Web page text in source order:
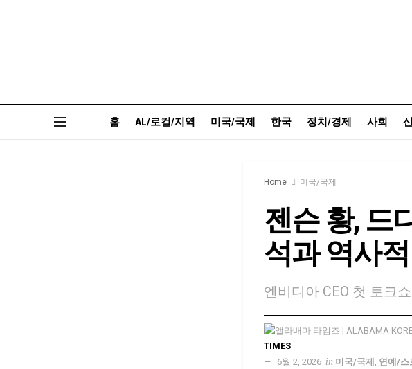
홈 AL/로컬/지역 미국/국제 한국 정치/경제 사회
Home 미국/국제
젠슨 황, 드
석과 역사
엔비디아 CEO 첫 토크
TIMES
6월 2, 2026 in 미국/국제 , 연예/스